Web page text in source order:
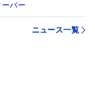
バー
ニュース一覧